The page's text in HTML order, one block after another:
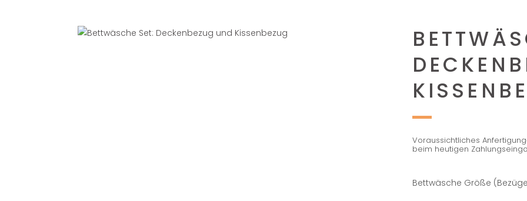
Voraussichtliches
beim heutigen
Bettwäsche Größe